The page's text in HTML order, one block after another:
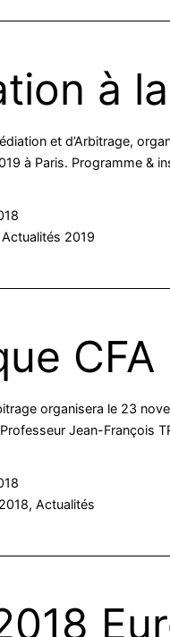
à
et d’Arbitrage,
à Paris. Programme &
Actualités 2019
CFA
organisera le 23
Jean-François
, Actualités